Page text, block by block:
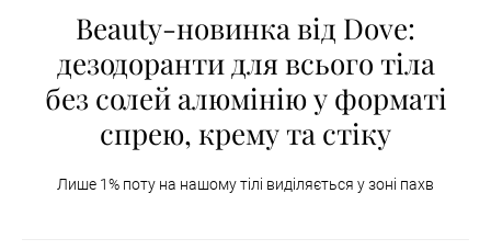
Beauty-новинка від Dove:
дезодоранти для всього тіла
без солей алюмінію у форматі
спрею, крему та стіку
Лише 1% поту на нашому тілі виділяється у зоні пахв